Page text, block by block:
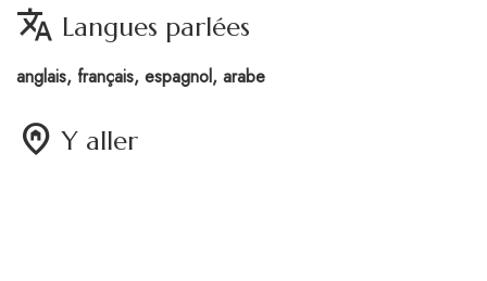
translate Langues parlées
anglais, français, espagnol, arabe
home_pin Y aller